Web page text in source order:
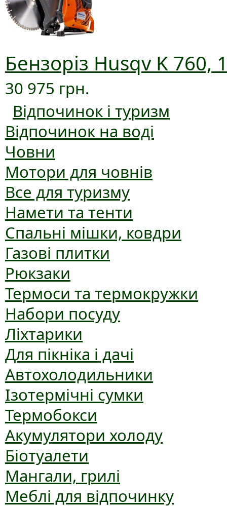
Бензоріз Husqv K 760,
30 975 грн.
Відпочинок і туризм
Відпочинок на воді
Човни
Мотори для човнів
Все для туризму
Намети та тенти
Спальні мішки, ковдри
Газові плитки
Рюкзаки
Термоси та термокружки
Набори посуду
Ліхтарики
Для пікніка і дачі
Автохолодильники
Ізотермічні сумки
Термобокси
Акумулятори холоду
Біотуалети
Мангали, грилі
Меблі для відпочинку